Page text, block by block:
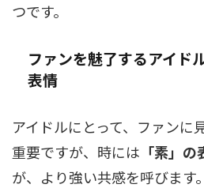
つです。
ファンを魅了するアイド
表情
アイドルにとって、ファンに
重要ですが、時には 「素」
が、より強い共感を呼びます